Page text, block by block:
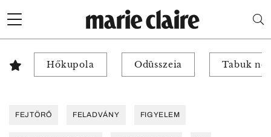
Hőkupola Odüsszeia Tabuk
FEJTÖRŐ FELADVÁNY FIGYELEM